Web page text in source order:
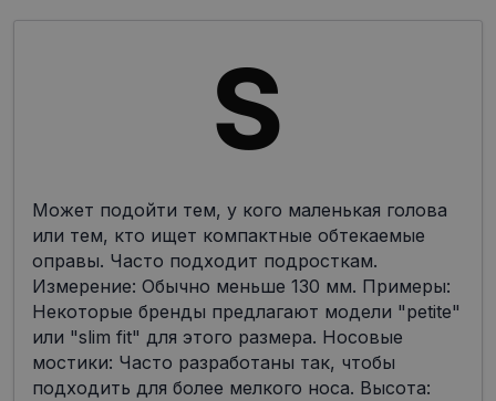
Может подойти тем, у кого маленькая голова
или тем, кто ищет компактные обтекаемые
оправы. Часто подходит подросткам.
Измерение: Обычно меньше 130 мм. Примеры:
Некоторые бренды предлагают модели "petite"
или "slim fit" для этого размера. Носовые
мостики: Часто разработаны так, чтобы
подходить для более мелкого носа. Высота: